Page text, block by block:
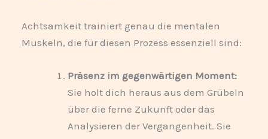
Achtsamkeit trainiert genau die mentalen
Muskeln, die für diesen Prozess essenziell sind:
Präsenz im gegenwärtigen Moment:
Sie holt dich heraus aus dem Grübeln
über die ferne Zukunft oder das
Analysieren der Vergangenheit. Sie